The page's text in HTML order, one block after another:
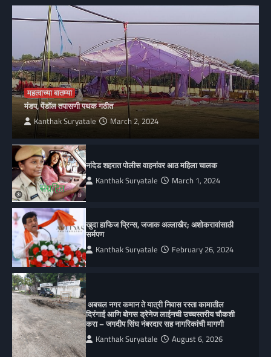
महत्वाच्या बातम्या
मंडप, पेंडॉल तपासणी पथक गठीत
Kanthak Suryatale March 2, 2024
नांदेड शहरात पोलीस वाहनांवर आठ महिला चालक
Kanthak Suryatale March 1, 2024
खुदा हाफिज प्रिन्स, जजाक अल्लाखैर; अशोकरावांसाठी
सर्मपण
Kanthak Suryatale February 26, 2024
अबचल नगर कमान ते यात्री निवास रस्ता कामातील
दिरंगाई आणि बोगस ड्रेनेज लाईनची उच्चस्तरीय चौकशी
करा – जगदीप सिंघ नंबरदार सह नागरिकांची मागणी
Kanthak Suryatale August 6, 2026